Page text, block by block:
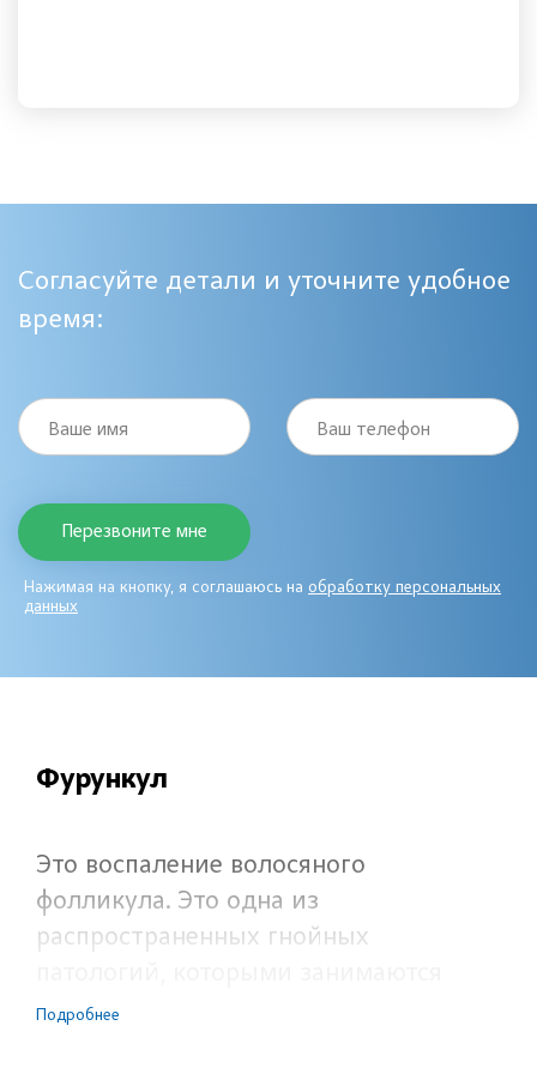
Согласуйте детали и уточните удобное
время:
Ваше имя Ваш телефон
Нажимая на кнопку, я соглашаюсь на обработку персональных
данных
Фурункул
Это воспаление волосяного
фолликула. Это одна из
распространенных гнойных
хирурги. При всей кажущейся
Подробнее